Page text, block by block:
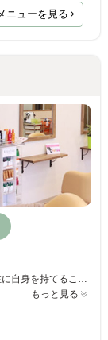
ニューを見る
髪の生え方や癖はその人の個性です。一人一人が個性に自身を持てることが私達の使命です。「髪のみだれは心のみだれ」ヘアスタイルが決まると元気がでます。メイクやネイルが美しいとワクワクします。soLutionに来て頂いた事で心がリセットされて毎日が元気に過ごせる。 少し自信をなくしそうになった時、リフレッシュしたくなった時、頼りにしてもらえる存在になれたらと私達はいつも思っています。
もっと見る